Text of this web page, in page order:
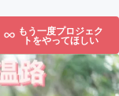
もう一度プロジェク
トをやってほしい